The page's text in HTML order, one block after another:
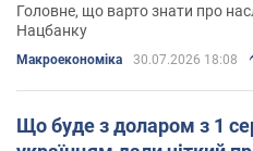
Головне, що варто знати про
Нацбанку
Mакроекономіка 30.07.2026 18:08
Що буде з доларом з 1